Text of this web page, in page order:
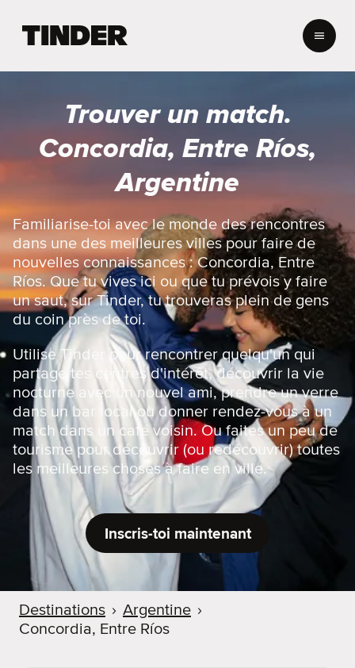
i
T
n
d
r
Trouver un match.
Concordia, Entre Ríos,
Argentine
Familiarise-toi avec le monde des rencontres
dans une des meilleures villes pour faire de
nouvelles connaissances : Concordia, Entre
Ríos. Que tu vives ici ou que tu prévois y faire
un saut, sur Tinder, tu trouveras plein de gens
du coin près de toi.
Utilise Tinder pour rencontrer quelqu'un qui
partage tes centres d'intérêt, découvrir la vie
nocturne avec un nouvel ami, prendre un verre
dans un bar local ou donner rendez-vous à un
match dans un café voisin. Ou faites un peu de
tourisme pour découvrir (ou redécouvrir) toutes
les meilleures choses à faire en ville.
Inscris-toi maintenant
Destinations › Argentine ›
Concordia, Entre Ríos